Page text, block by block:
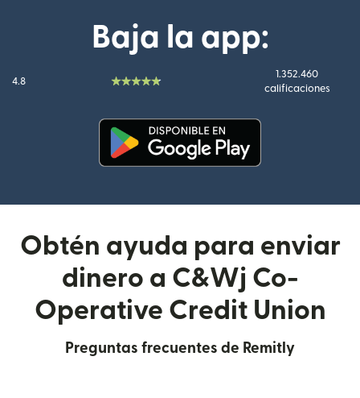
Baja la app:
4.8
1.352.460
calificaciones
Obtén ayuda para enviar
dinero a C&Wj Co-
Operative Credit Union
Preguntas frecuentes de Remitly